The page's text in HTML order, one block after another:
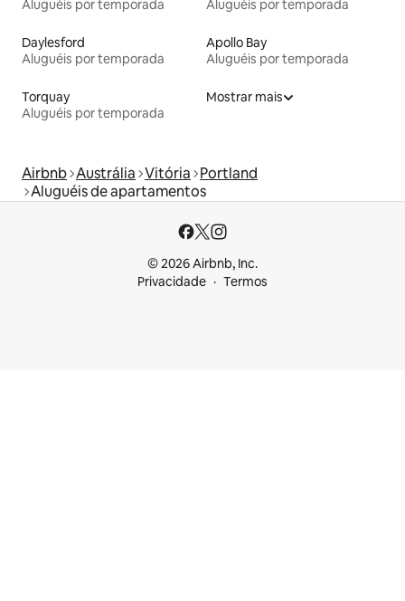
Aluguéis por temporada
Aluguéis por temporada
Daylesford
Aluguéis por temporada
Apollo Bay
Aluguéis por temporada
Torquay
Aluguéis por temporada
Mostrar mais
Airbnb Austrália Vitória Portland
Aluguéis de apartamentos
© 2026 Airbnb, Inc.
Privacidade
Termos